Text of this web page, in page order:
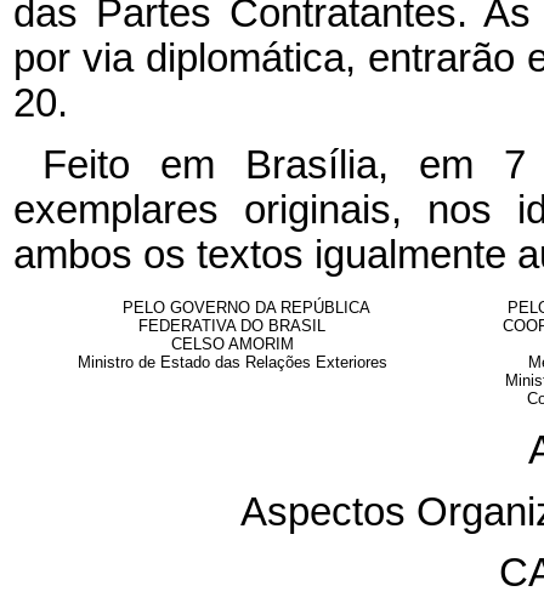
das Partes Contratantes.
por via diplomática, entrarão
20.
Feito em Brasília, em
exemplares originais, nos
ambos os textos igualmente
PELO GOVERNO DA REPÚBLICA
FEDERATIVA DO BRASIL
CELSO AMORIM
Ministro de Estado das Relações Exteriores
Aspectos